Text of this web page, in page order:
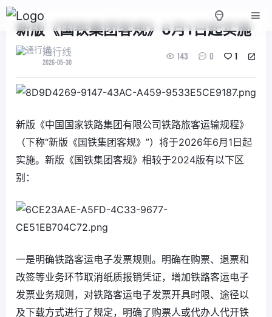
新版《国铁集团客规》6月1日起实施
通行线
2026-05-30
143 0 1
新版《中国国家铁路集团有限公司铁路旅客运输规程》
（下称“新版《国铁集团客规》”）将于2026年6月1日起
实施。新版《国铁集团客规》相较于2024版有以下区
别：
一是明确铁路客运电子发票规则。明确在购票、退票和
改签等业务环节取消纸质报销凭证，增加铁路客运电子
发票业务规则，对铁路客运电子发票开具时限、途径以
及下载方式进行了规定，明确了购票人或代办人代开铁